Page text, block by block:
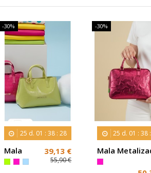
-30%
25 d. 01 : 38: 27
Mala
Agatha
39,13 €
55,90 €
-30%
25 d. 01 :38
Mala
Agatha Ruiz de